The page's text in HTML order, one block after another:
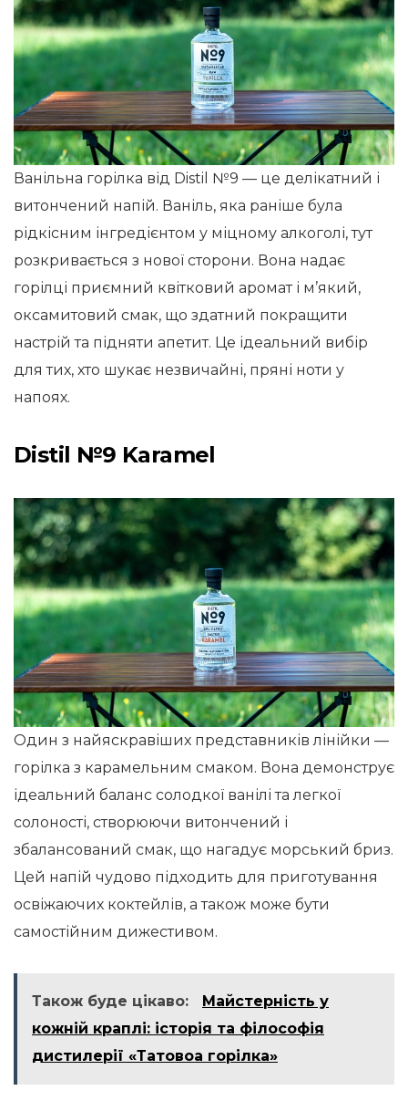
Ванільна горілка від Distil №9 — це делікатний і
витончений напій. Ваніль, яка раніше була
рідкісним інгредієнтом у міцному алкоголі, тут
розкривається з нової сторони. Вона надає
горілці приємний квітковий аромат і м’який,
оксамитовий смак, що здатний покращити
настрій та підняти апетит. Це ідеальний вибір
для тих, хто шукає незвичайні, пряні ноти у
напоях.
Distil №9 Karamel
Один з найяскравіших представників лінійки —
горілка з карамельним смаком. Вона демонструє
ідеальний баланс солодкої ванілі та легкої
солоності, створюючи витончений і
збалансований смак, що нагадує морський бриз.
Цей напій чудово підходить для приготування
освіжаючих коктейлів, а також може бути
самостійним дижестивом.
Також буде цікаво:
Майстерність у
кожній краплі: історія та філософія
дистилерії «Татовоа горілка»